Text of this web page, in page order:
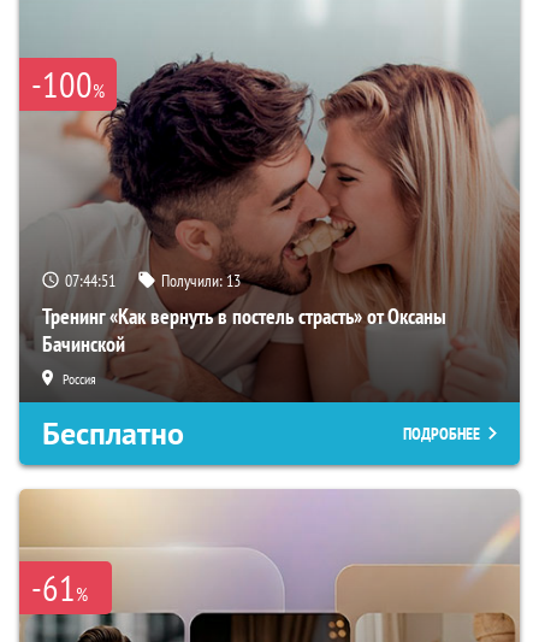
-100%
07:44:50 Получили:13
Тренинг «Как вернуть в постель страсть» от Оксаны
Бачинской
Россия
Бесплатно ПОДРОБНЕЕ
-61%